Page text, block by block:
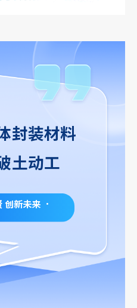
封装材料
创新未来 ·
土动工